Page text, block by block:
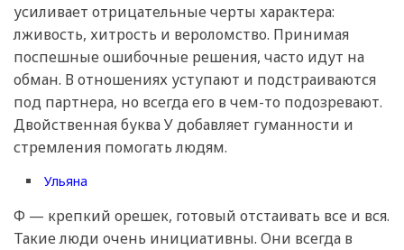
усиливает отрицательные черты характера:
лживость, хитрость и вероломство. Принимая
поспешные ошибочные решения, часто идут на
обман. В отношениях уступают и подстраиваются
под партнера, но всегда его в чем-то подозревают.
Двойственная буква У добавляет гуманности и
стремления помогать людям.
Ульяна
Ф — крепкий орешек, готовый отстаивать все и вся.
Такие люди очень инициативны. Они всегда в